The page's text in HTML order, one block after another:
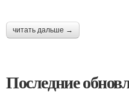
читать дальше →
Последние